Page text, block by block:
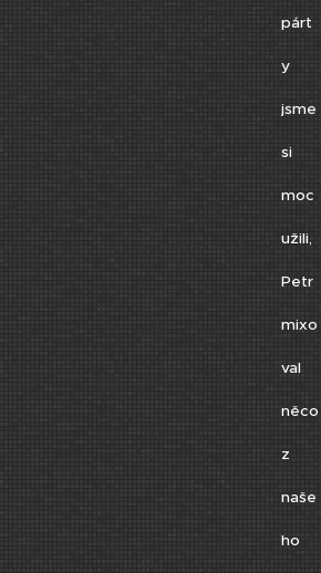
párt
y
jsme
si
moc
užili,
Petr
mixo
val
něco
z
naše
ho